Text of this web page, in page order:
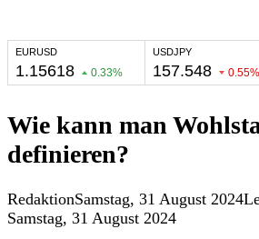
Wie kann man
definieren?
RedaktionSamstag, 31 August 2024
Samstag, 31 August 2024